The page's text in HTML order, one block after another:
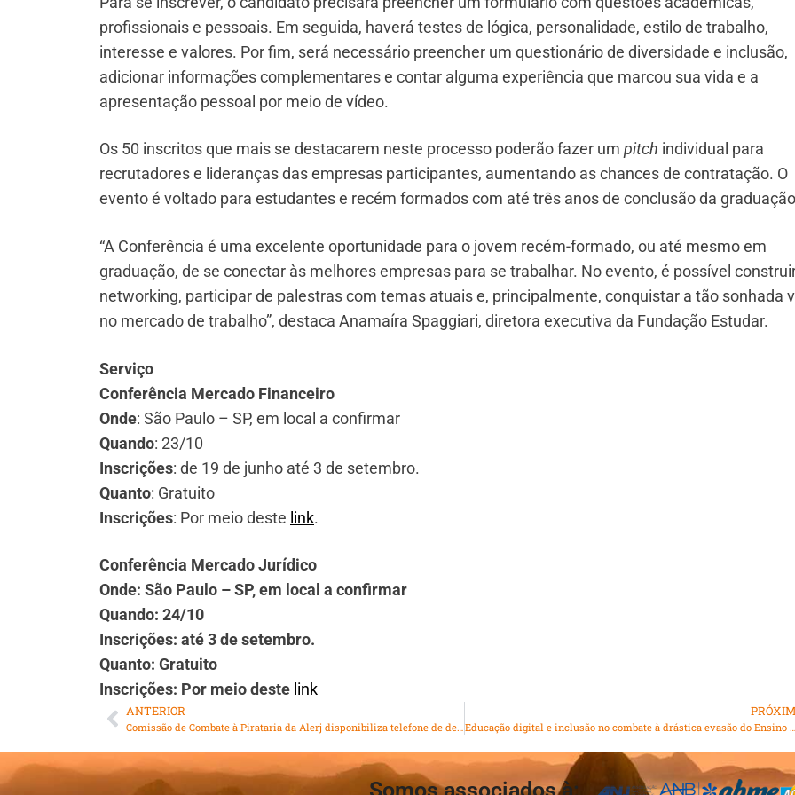
profissionais e pessoais. Em seguida, haverá testes de lógica, personalidade, estilo de trabalho,
interesse e valores. Por fim, será necessário preencher um questionário de diversidade e inclusão,
adicionar informações complementares e contar alguma experiência que marcou sua vida e a
apresentação pessoal por meio de vídeo.
Os 50 inscritos que mais se destacarem neste processo poderão fazer um pitch individual para
recrutadores e lideranças das empresas participantes, aumentando as chances de contratação. O
evento é voltado para estudantes e recém formados com até três anos de conclusão da
“A Conferência é uma excelente oportunidade para o jovem recém-formado, ou até mesmo em
graduação, de se conectar às melhores empresas para se trabalhar. No evento, é possível
networking, participar de palestras com temas atuais e, principalmente, conquistar a tão sonhada
no mercado de trabalho”, destaca Anamaíra Spaggiari, diretora executiva da Fundação Estudar.
Serviço
Conferência Mercado Financeiro
Onde: São Paulo – SP, em local a confirmar
Quando: 23/10
Inscrições: de 19 de junho até 3 de setembro.
Quanto: Gratuito
Inscrições: Por meio deste link.
Conferência Mercado Jurídico
Onde: São Paulo – SP, em local a confirmar
Quando: 24/10
Inscrições: até 3 de setembro.
Quanto: Gratuito
Inscrições: Por meio deste link
ANTERIOR
Comissão de Combate à Pirataria da Alerj disponibiliza telefone de denúncias Educação digital e inclusão no combate à drástica evasão do Ensino Médio